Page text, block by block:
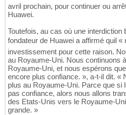
avril prochain, pour continuer ou
Huawei.
Toutefois, au cas où une interdiction
fondateur de Huawei a affirmé quil
investissement pour cette raison.
au Royaume-Uni. Nous continuons
Royaume-Uni, et nous espérons
encore plus confiance. », a-t-il dit. «
plus au Royaume-Uni. Parce que si
pas confiance, alors nous allons
des Etats-Unis vers le Royaume-
grande. »